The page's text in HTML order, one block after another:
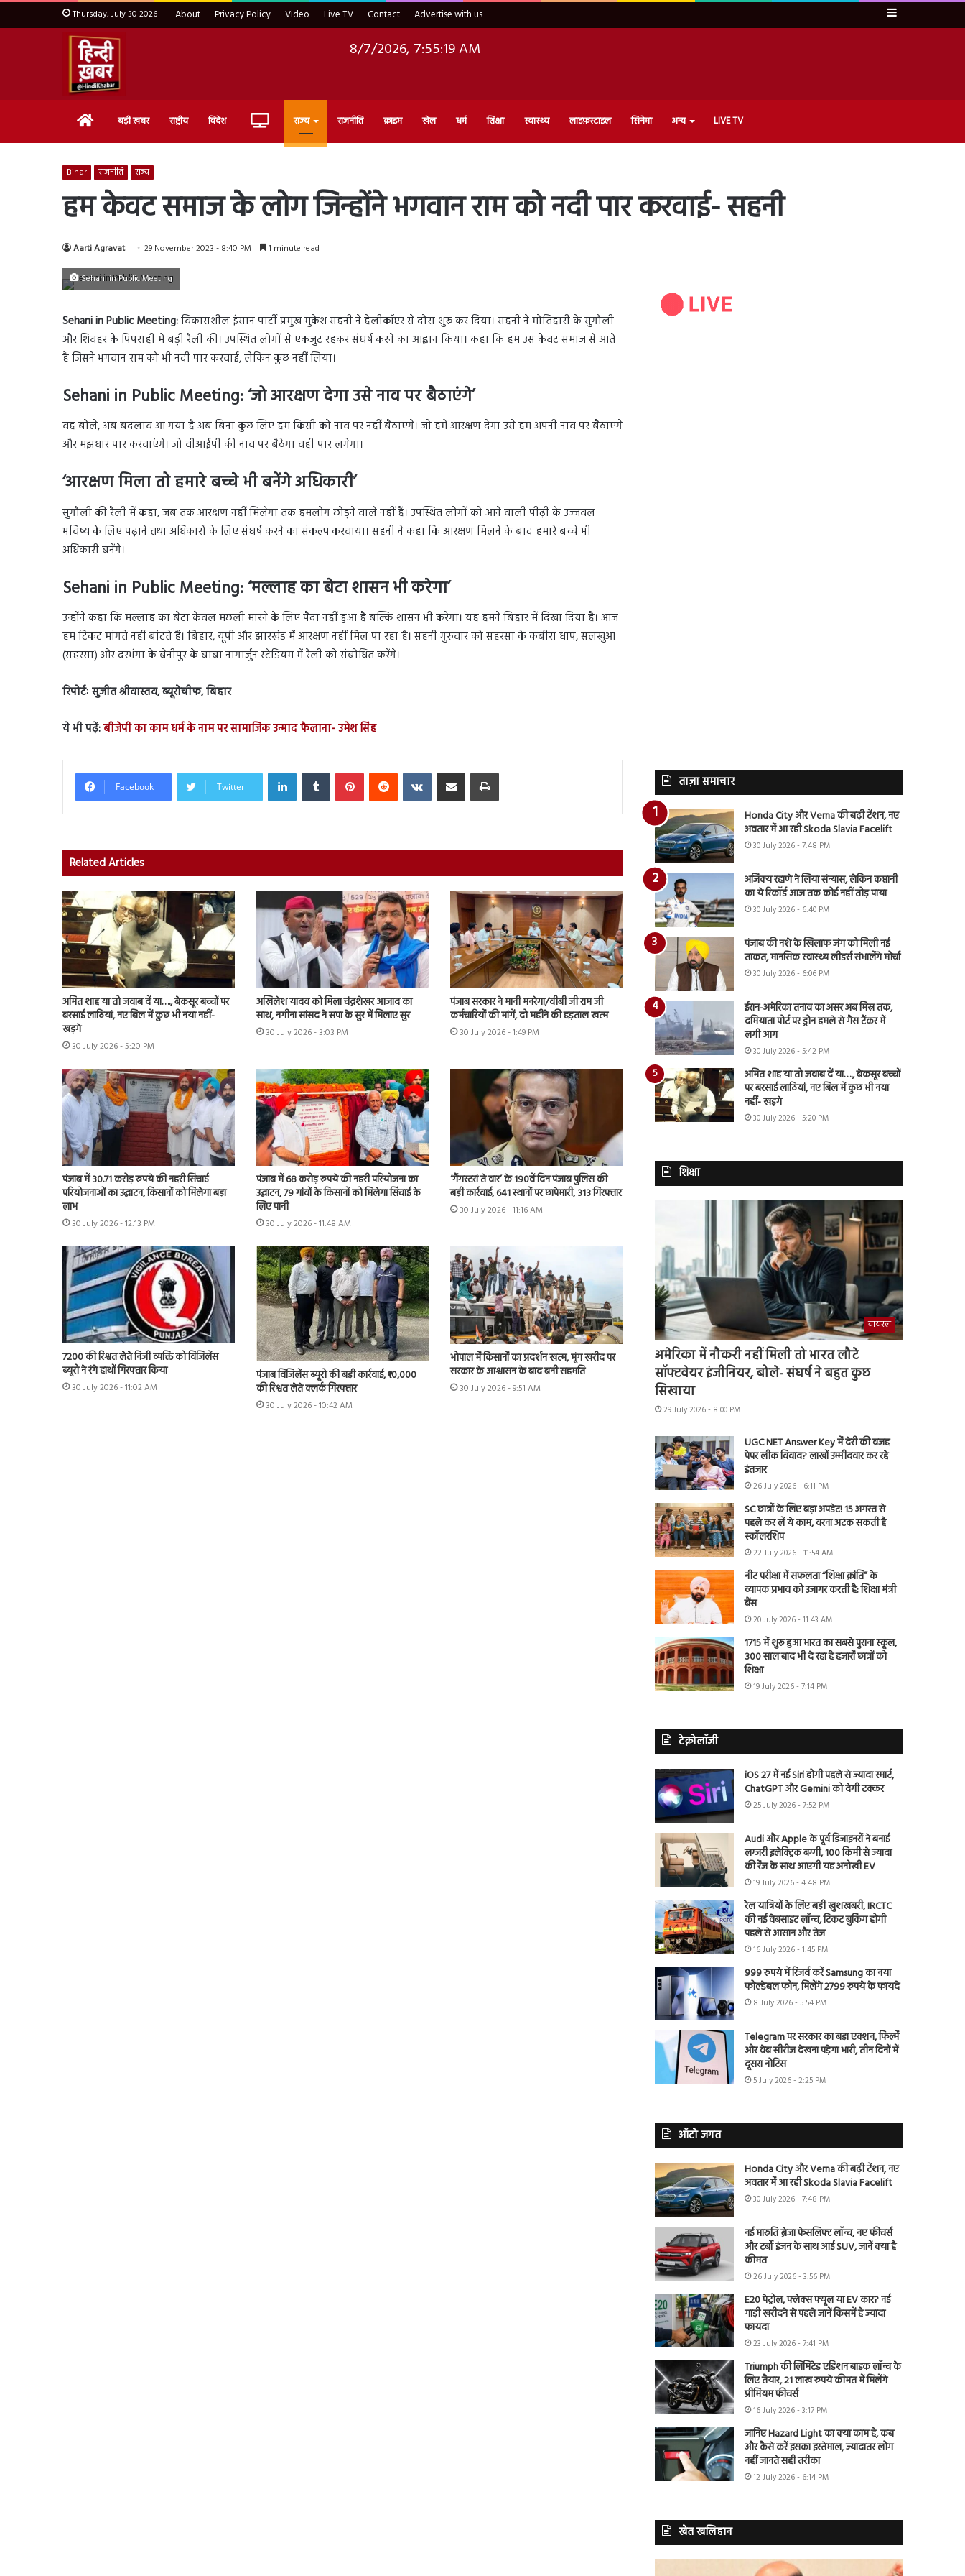
Thursday, July 30 2026 About Privacy Policy Video Live TV Contact Advertise with us Sidebar
8/7/2026, 7:55:20 AM
Home बड़ी ख़बर राष्ट्रीय विदेश Live राज्य राजनीति क्राइम खेल धर्म शिक्षा स्वास्थ्य लाइफ़स्टाइल सिनेमा अन्य LIVE TV
Bihar राजनीति राज्य
हम केवट समाज के लोग जिन्होंने भगवान राम को नदी पार करवाई- सहनी
Aarti Agravat 29 November 2023 - 8:40 PM 1 minute read
Sehani in Public Meeting
Sehani in Public Meeting:विकासशील इंसान पार्टी प्रमुख मुकेश सहनी ने हेलीकॉप्टर से दौरा शुरू कर दिया। सहनी ने मोतिहारी के सुगौली
और शिवहर के पिपराही में बड़ी रैली की। उपस्थित लोगों से एकजुट रहकर संघर्ष करने का आह्वान किया। कहा कि हम उस केवट समाज से आते
हैं जिसने भगवान राम को भी नदी पार करवाई, लेकिन कुछ नहीं लिया।
Sehani in Public Meeting: ‘जो आरक्षण देगा उसे नाव पर बैठाएंगे’
वह बोले, अब बदलाव आ गया है अब बिना कुछ लिए हम किसी को नाव पर नहीं बैठाएंगे। जो हमें आरक्षण देगा उसे हम अपनी नाव पर बैठाएंगे
और मझधार पार करवाएंगे। जो वीआईपी की नाव पर बैठेगा वही पार लगेगा।
‘आरक्षण मिला तो हमारे बच्चे भी बनेंगे अधिकारी’
सुगौली की रैली में कहा, जब तक आरक्षण नहीं मिलेगा तक हमलोग छोड़ने वाले नहीं हैं। उपस्थित लोगों को आने वाली पीढ़ी के उज्जवल
भविष्य के लिए पढ़ाने तथा अधिकारों के लिए संघर्ष करने का संकल्प करवाया। सहनी ने कहा कि आरक्षण मिलने के बाद हमारे बच्चे भी
अधिकारी बनेंगे।
Sehani in Public Meeting: ‘मल्लाह का बेटा शासन भी करेगा’
उन्होंने कहा कि मल्लाह का बेटा केवल मछली मारने के लिए पैदा नहीं हुआ है बल्कि शासन भी करेगा। यह हमने बिहार में दिखा दिया है। आज
हम टिकट मांगते नहीं बांटते हैं। बिहार, यूपी और झारखंड में आरक्षण नहीं मिल पा रहा है। सहनी गुरुवार को सहरसा के कबीरा धाप, सलखुआ
(सहरसा) और दरभंगा के बेनीपुर के बाबा नागार्जुन स्टेडियम में रैली को संबोधित करेंगे।
रिपोर्टः सुजीत श्रीवास्तव, ब्यूरोचीफ, बिहार
ये भी पढ़ें:बीजेपी का काम धर्म के नाम पर सामाजिक उन्माद फैलाना- उमेश सिंह
Facebook Twitter
LinkedInTumblr PinterestReddit VKontakteShare via Email Print
Related Articles
अमित शाह या तो जवाब दें या…., बेकसूर बच्चों पर
बरसाई लाठियां, नए बिल में कुछ भी नया नहीं-
खड़गे
30 July 2026 - 5:20 PM
अखिलेश यादव को मिला चंद्रशेखर आजाद का
साथ, नगीना सांसद ने सपा के सुर में मिलाए सुर
30 July 2026 - 3:03 PM
पंजाब सरकार ने मानी मनरेगा/वीबी जी राम जी
कर्मचारियों की मांगें, दो महीने की हड़ताल खत्म
30 July 2026 - 1:49 PM
पंजाब में 30.71 करोड़ रुपये की नहरी सिंचाई
परियोजनाओं का उद्घाटन, किसानों को मिलेगा बड़ा
लाभ
30 July 2026 - 12:13 PM
पंजाब में 68 करोड़ रुपये की नहरी परियोजना का
उद्घाटन, 79 गांवों के किसानों को मिलेगा सिंचाई के
लिए पानी
30 July 2026 - 11:48 AM
‘गैंगस्टरां ते वार’ के 190वें दिन पंजाब पुलिस की
बड़ी कार्रवाई, 641 स्थानों पर छापेमारी, 313 गिरफ्तार
30 July 2026 - 11:16 AM
7200 की रिश्वत लेते निजी व्यक्ति को विजिलेंस
ब्यूरो ने रंगे हाथों गिरफ्तार किया
30 July 2026 - 11:02 AM
पंजाब विजिलेंस ब्यूरो की बड़ी कार्रवाई, ₹10,000
की रिश्वत लेते क्लर्क गिरफ्तार
30 July 2026 - 10:42 AM
भोपाल में किसानों का प्रदर्शन खत्म, मूंग खरीद पर
सरकार के आश्वासन के बाद बनी सहमति
30 July 2026 - 9:51 AM
ताज़ा समाचार
Honda City और Verna की बढ़ी टेंशन, नए
अवतार में आ रही Skoda Slavia Facelift
30 July 2026 - 7:48 PM
अजिंक्य रहाणे ने लिया संन्यास, लेकिन कप्तानी
का ये रिकॉर्ड आज तक कोई नहीं तोड़ पाया
30 July 2026 - 6:40 PM
पंजाब की नशे के खिलाफ जंग को मिली नई
ताकत, मानसिक स्वास्थ्य लीडर्स संभालेंगे मोर्चा
30 July 2026 - 6:06 PM
ईरान-अमेरिका तनाव का असर अब मिस्र तक,
दमियाता पोर्ट पर ड्रोन हमले से गैस टैंकर में
लगी आग
30 July 2026 - 5:42 PM
अमित शाह या तो जवाब दें या…., बेकसूर बच्चों
पर बरसाई लाठियां, नए बिल में कुछ भी नया
नहीं- खड़गे
30 July 2026 - 5:20 PM
शिक्षा
वायरल
अमेरिका में नौकरी नहीं मिली तो भारत लौटे
सॉफ्टवेयर इंजीनियर, बोले- संघर्ष ने बहुत कुछ
सिखाया
29 July 2026 - 8:00 PM
UGC NET Answer Key में देरी की वजह
पेपर लीक विवाद? लाखों उम्मीदवार कर रहे
इंतजार
26 July 2026 - 6:11 PM
SC छात्रों के लिए बड़ा अपडेट! 15 अगस्त से
पहले कर लें ये काम, वरना अटक सकती है
स्कॉलरशिप
22 July 2026 - 11:54 AM
नीट परीक्षा में सफलता “शिक्षा क्रांति” के
व्यापक प्रभाव को उजागर करती है: शिक्षा मंत्री
बैंस
20 July 2026 - 11:43 AM
1715 में शुरू हुआ भारत का सबसे पुराना स्कूल,
300 साल बाद भी दे रहा है हजारों छात्रों को
शिक्षा
19 July 2026 - 7:14 PM
टेक्नोलॉजी
iOS 27 में नई Siri होगी पहले से ज्यादा स्मार्ट,
ChatGPT और Gemini को देगी टक्कर
25 July 2026 - 7:52 PM
Audi और Apple के पूर्व डिजाइनरों ने बनाई
लग्जरी इलेक्ट्रिक बग्गी, 100 किमी से ज्यादा
की रेंज के साथ आएगी यह अनोखी EV
19 July 2026 - 4:48 PM
रेल यात्रियों के लिए बड़ी खुशखबरी, IRCTC
की नई वेबसाइट लॉन्च, टिकट बुकिंग होगी
पहले से आसान और तेज
16 July 2026 - 1:45 PM
999 रुपये में रिजर्व करें Samsung का नया
फोल्डेबल फोन, मिलेंगे 2799 रुपये के फायदे
8 July 2026 - 5:54 PM
Telegram पर सरकार का बड़ा एक्शन, फिल्में
और वेब सीरीज देखना पड़ेगा भारी, तीन दिनों में
दूसरा नोटिस
5 July 2026 - 2:25 PM
ऑटो जगत
Honda City और Verna की बढ़ी टेंशन, नए
अवतार में आ रही Skoda Slavia Facelift
30 July 2026 - 7:48 PM
नई मारुति ब्रेजा फेसलिफ्ट लॉन्च, नए फीचर्स
और टर्बो इंजन के साथ आई SUV, जानें क्या है
कीमत
26 July 2026 - 3:56 PM
E20 पेट्रोल, फ्लेक्स फ्यूल या EV कार? नई
गाड़ी खरीदने से पहले जानें किसमें है ज्यादा
फायदा
23 July 2026 - 7:41 PM
Triumph की लिमिटेड एडिशन बाइक लॉन्च के
लिए तैयार, 21 लाख रुपये कीमत में मिलेंगे
प्रीमियम फीचर्स
16 July 2026 - 3:17 PM
जानिए Hazard Light का क्या काम है, कब
और कैसे करें इसका इस्तेमाल, ज्यादातर लोग
नहीं जानते सही तरीका
12 July 2026 - 6:14 PM
खेत खलिहान